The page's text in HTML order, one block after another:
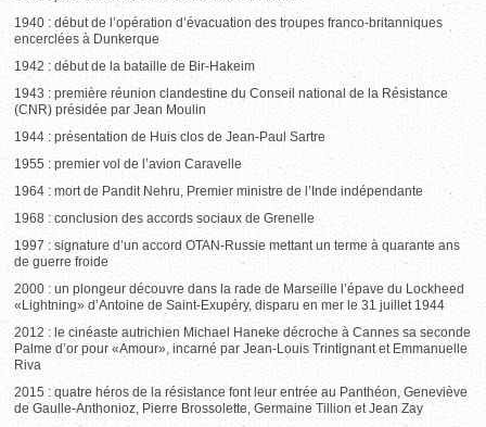
1940 : début de l’opération d’évacuation des troupes franco-britanniques
encerclées à Dunkerque
1942 : début de la bataille de Bir-Hakeim
1943 : première réunion clandestine du Conseil national de la Résistance
(CNR) présidée par Jean Moulin
1944 : présentation de Huis clos de Jean-Paul Sartre
1955 : premier vol de l’avion Caravelle
1964 : mort de Pandit Nehru, Premier ministre de l’Inde indépendante
1968 : conclusion des accords sociaux de Grenelle
1997 : signature d’un accord OTAN-Russie mettant un terme à quarante ans
de guerre froide
2000 : un plongeur découvre dans la rade de Marseille l’épave du Lockheed
«Lightning» d’Antoine de Saint-Exupéry, disparu en mer le 31 juillet 1944
2012 : le cinéaste autrichien Michael Haneke décroche à Cannes sa seconde
Palme d’or pour «Amour», incarné par Jean-Louis Trintignant et Emmanuelle
Riva
2015 : quatre héros de la résistance font leur entrée au Panthéon, Geneviève
de Gaulle-Anthonioz, Pierre Brossolette, Germaine Tillion et Jean Zay